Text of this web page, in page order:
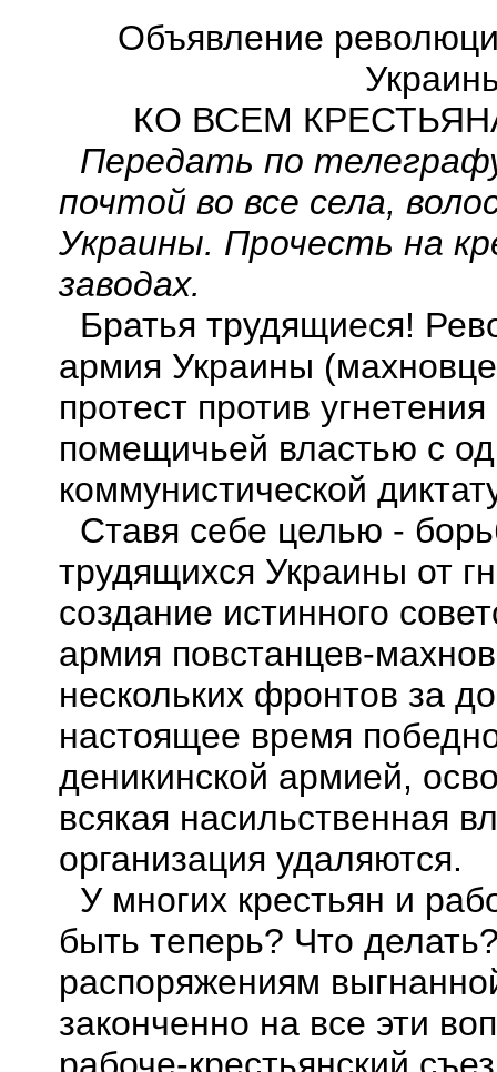
Объявление
КО ВСЕМ
Передать по
почтой во все села,
Украины. Прочесть на
заводах.
Братья трудящиеся!
армия Украины
протест против
помещичьей властью с
коммунистической
Ставя себе целью -
трудящихся Украины от
создание истинного
армия повстанцев-
нескольких фронтов за
настоящее время
деникинской армией,
всякая насильственная
организация удаляются.
У многих крестьян и
быть теперь? Что
распоряжениям
законченно на все эти